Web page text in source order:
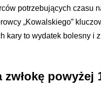
potrzebujących czasu
„Kowalskiego”
kary to wydatek bolesny i